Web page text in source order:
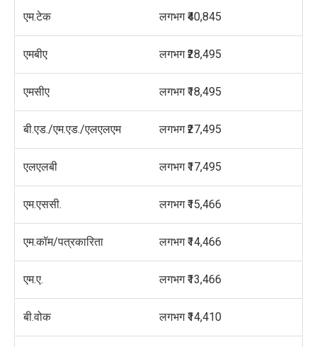
एम.टेक लगभग ₹40,845
एमबीए लगभग ₹28,495
एमसीए लगभग ₹18,495
बी.एड./एम.एड./एलएलएम लगभग ₹27,495
एलएलबी लगभग ₹17,495
एम.एससी. लगभग ₹15,466
एम.कॉम/पत्रकारिता लगभग ₹14,466
एम.ए. लगभग ₹13,466
बी.वोक लगभग ₹14,410